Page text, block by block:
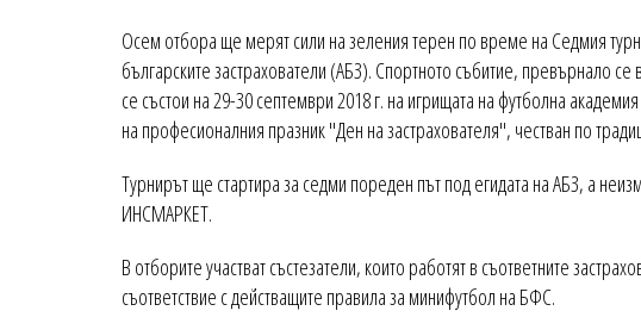
Осем отбора ще мерят сили на зеления терен по време на Седмия
българските застрахователи (АБЗ). Спортното събитие, превърнало
се състои на 29-30 септември 2018 г. на игрищата на футболна
на професионалния празник "Ден на застрахователя", честван по
Турнирът ще стартира за седми пореден път под егидата на АБЗ, а
ИНСМАРКЕТ.
В отборите участват състезатели, които работят в съответните
съответствие с действащите правила за минифутбол на БФС.